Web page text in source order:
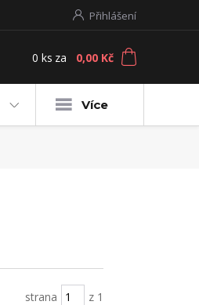
Přihlášení
0 ks za 0,00 Kč
Více
strana z 1